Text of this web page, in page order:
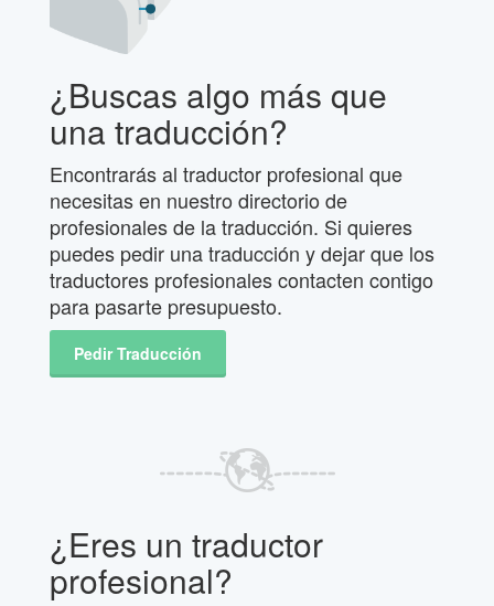
¿Buscas algo más que
una traducción?
Encontrarás al traductor profesional que
necesitas en nuestro directorio de
profesionales de la traducción. Si quieres
puedes pedir una traducción y dejar que los
traductores profesionales contacten contigo
para pasarte presupuesto.
Pedir Traducción
¿Eres un traductor
profesional?